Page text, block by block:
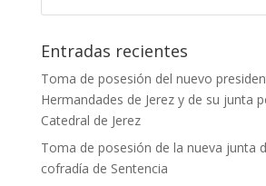
Entradas recientes
Toma de posesión del nuevo
Hermandades de Jerez y de su junta
Catedral de Jerez
Toma de posesión de la nueva junta
cofradía de Sentencia